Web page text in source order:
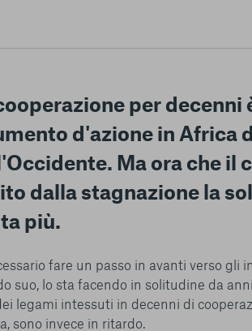
privacy
una parte fondamentale del funzionamento
dei cookie è rendere l’esperienza di
nonché consentirci di migliorare i nostri
per decenni
d'azione in Africa
Ma ora che il
dalla stagnazione la
più.
fare un passo in avanti verso gli
suo, lo sta facendo in solitudine da
legami intessuti in decenni di
sono invece in ritardo.